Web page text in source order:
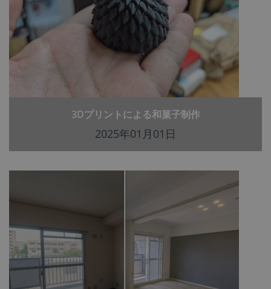
3Dプリントによる和菓子制作
2025年01月01日